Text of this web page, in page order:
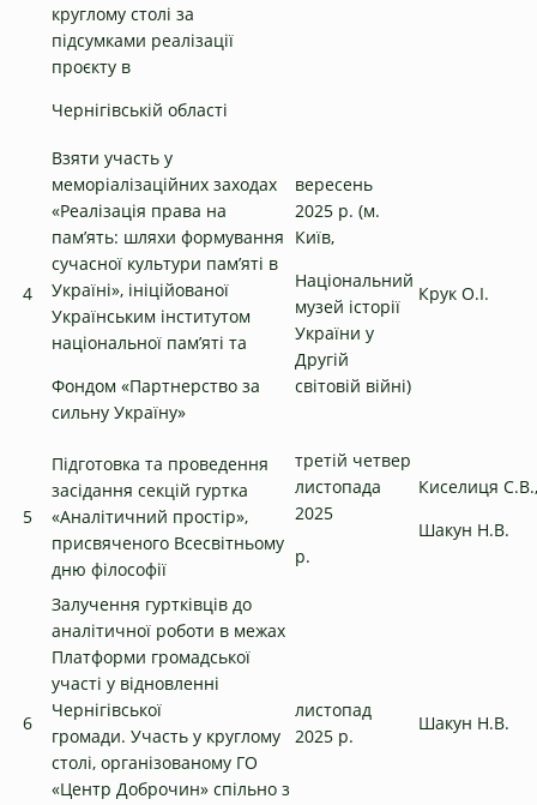
круглому столі за
підсумками реалізації
проєкту в
Чернігівській області
4
Взяти участь у
меморіалізаційних заходах
«Реалізація права на
пам’ять: шляхи формування
сучасної культури пам’яті в
Україні», ініційованої
Українським інститутом
національної пам’яті та
Фондом «Партнерство за
сильну Україну»
вересень
2025 р. (м.
Київ,
Національний
музей історії
України у
Другій
світовій війні)
Крук О.І.
5
Підготовка та проведення
засідання секцій гуртка
«Аналітичний простір»,
присвяченого Всесвітньому
дню філософії
третій четвер
листопада
2025
р.
Киселиця С.В.,
Шакун Н.В.
6
Залучення гуртківців до
аналітичної роботи в межах
Платформи громадської
участі у відновленні
Чернігівської
громади. Участь у круглому
столі, організованому ГО
«Центр Доброчин» спільно з
листопад
2025 р.
Шакун Н.В.